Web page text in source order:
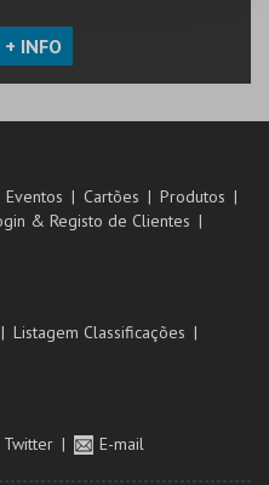
+ INFO
Eventos Cartões
Produtos
& Registo de Clientes
Listagem Classificações
Twitter E-mail